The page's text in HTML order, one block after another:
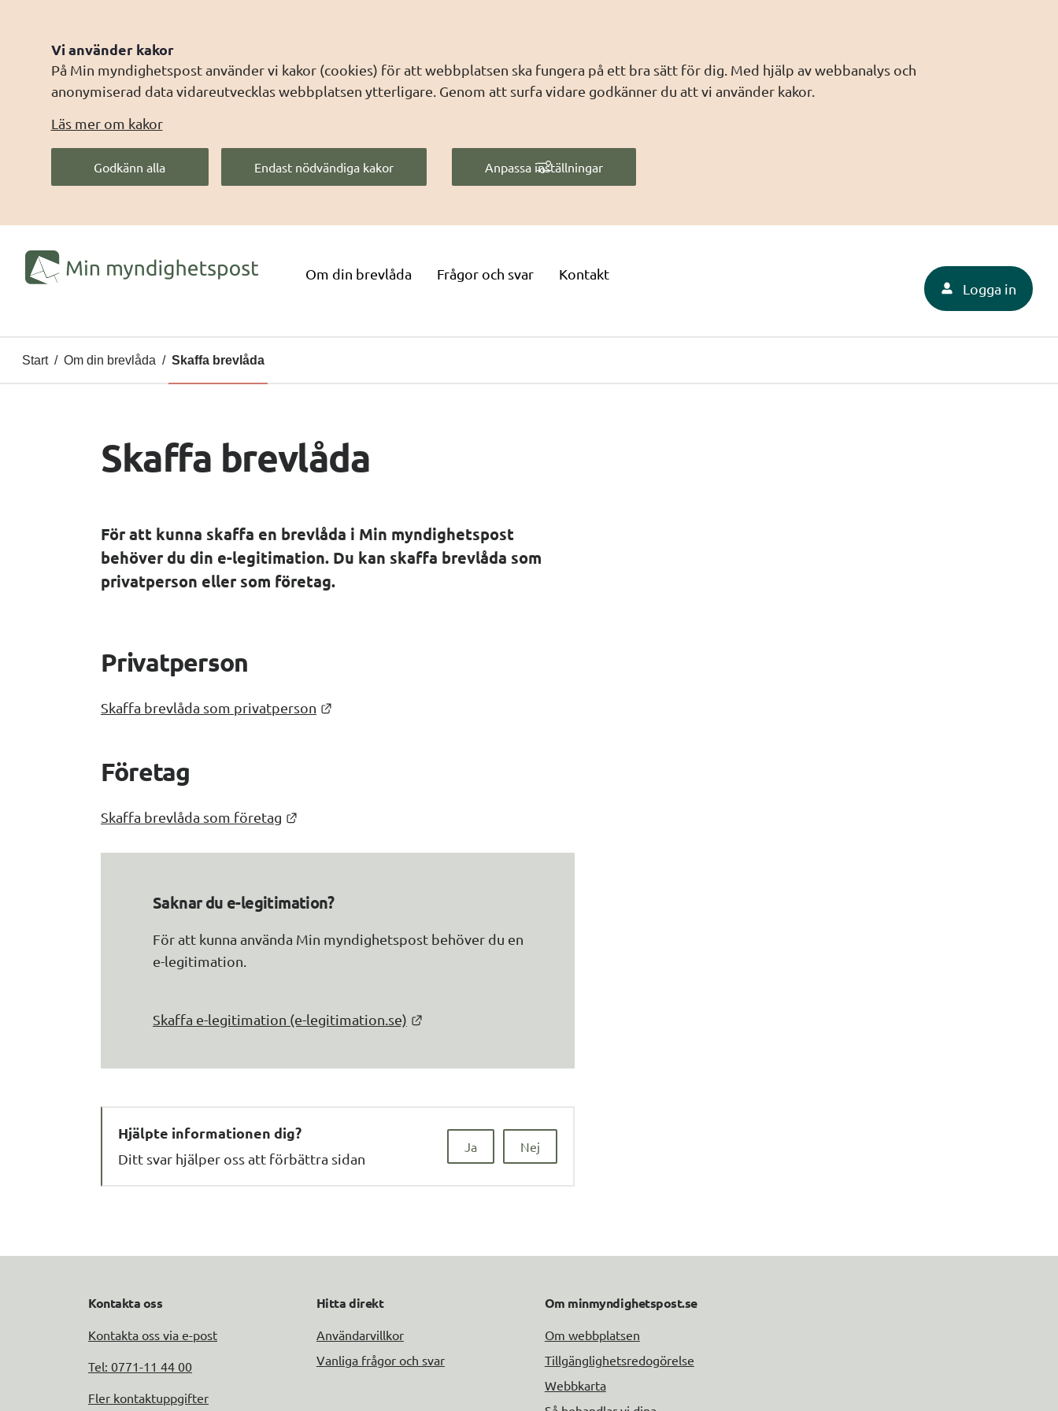
Vi använder kakor
På Min myndighetspost använder vi kakor (cookies) för att webbplatsen ska fungera på ett bra sätt för dig. Med hjälp av webbanalys och
anonymiserad data vidareutvecklas webbplatsen ytterligare. Genom att surfa vidare godkänner du att vi använder kakor.
Läs mer om kakor
Godkänn alla Endast nödvändiga kakor Anpassa inställningar
Om din brevlåda Frågor och svar
Kontakt
Logga in
Start / Om din brevlåda / Skaffa brevlåda
Skaffa brevlåda
För att kunna skaffa en brevlåda i Min myndighetspost
behöver du din e-legitimation. Du kan skaffa brevlåda som
privatperson eller som företag.
Privatperson
Skaffa brevlåda som privatperson
Företag
Skaffa brevlåda som företag
Saknar du e-legitimation?
För att kunna använda Min myndighetspost behöver du en
e-legitimation.
Skaffa e-legitimation (e-legitimation.se)
Hjälpte informationen dig?
Nej
Ja
Ditt svar hjälper oss att förbättra sidan
Kontakta oss
Kontakta oss via e-post
Tel: 0771-11 44 00
Fler kontaktuppgifter
Hitta direkt
Användarvillkor
Vanliga frågor och svar
Om minmyndighetspost.se
Om webbplatsen
Tillgänglighetsredogörelse
Webbkarta